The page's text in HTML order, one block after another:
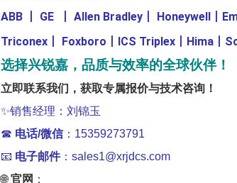
ABB GE Allen Bradley Honeywell
Triconex
Foxboro ICS Triplex Hima
选择兴锐嘉，品质与效率的全球伙伴！
立即联系我们，获取专属报价与技术咨询！
✨销售经理：刘锦玉
☎ 电话/微信：15359273791
📧 电子邮件：sales1@xrjdcs.com
🌐官网 ：